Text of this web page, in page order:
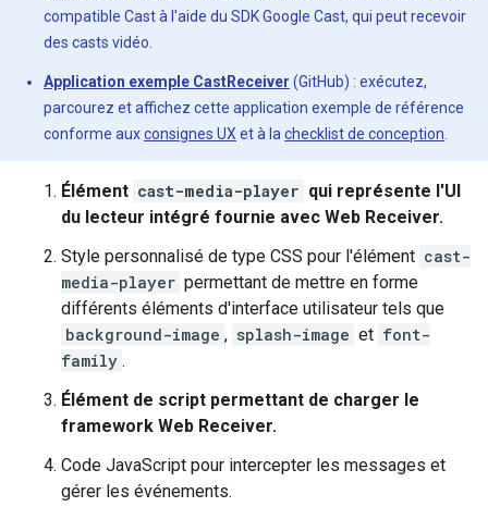
compatible Cast à l'aide du SDK Google Cast, qui peut recevoir
des casts vidéo.
Application exemple CastReceiver (GitHub) : exécutez,
parcourez et affichez cette application exemple de référence
conforme auxconsignes UX et à la checklist de conception
Élément cast-media-player qui représente l'UI
du lecteur intégré fournie avec Web Receiver.
Style personnalisé de type CSS pour l'élément cast-
media-player permettant de mettre en forme
différents éléments d'interface utilisateur tels que
background-image , splash-image et font-
family .
Élément de script permettant de charger le
framework Web Receiver.
Code JavaScript pour intercepter les messages et
gérer les événements.